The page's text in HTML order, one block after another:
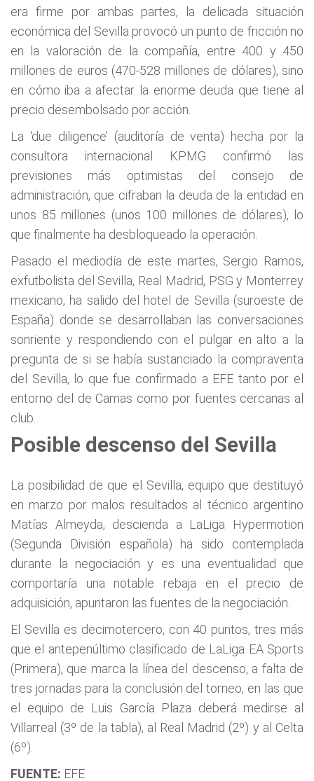
era firme por ambas partes, la delicada situación
económica del Sevilla provocó un punto de fricción no
en la valoración de la compañía, entre 400 y 450
millones de euros (470-528 millones de dólares), sino
en cómo iba a afectar la enorme deuda que tiene al
precio desembolsado por acción.
La ‘due diligence’ (auditoría de venta) hecha por la
consultora internacional KPMG confirmó las
previsiones más optimistas del consejo de
administración, que cifraban la deuda de la entidad en
unos 85 millones (unos 100 millones de dólares), lo
que finalmente ha desbloqueado la operación.
Pasado el mediodía de este martes, Sergio Ramos,
exfutbolista del Sevilla, Real Madrid, PSG y Monterrey
mexicano, ha salido del hotel de Sevilla (suroeste de
España) donde se desarrollaban las conversaciones
sonriente y respondiendo con el pulgar en alto a la
pregunta de si se había sustanciado la compraventa
del Sevilla, lo que fue confirmado a EFE tanto por el
entorno del de Camas como por fuentes cercanas al
club.
Posible descenso del Sevilla
La posibilidad de que el Sevilla, equipo que destituyó
en marzo por malos resultados al técnico argentino
Matías Almeyda, descienda a LaLiga Hypermotion
(Segunda División española) ha sido contemplada
durante la negociación y es una eventualidad que
comportaría una notable rebaja en el precio de
adquisición, apuntaron las fuentes de la negociación.
El Sevilla es decimotercero, con 40 puntos, tres más
que el antepenúltimo clasificado de LaLiga EA Sports
(Primera), que marca la línea del descenso, a falta de
tres jornadas para la conclusión del torneo, en las que
el equipo de Luis García Plaza deberá medirse al
Villarreal (3º de la tabla), al Real Madrid (2º) y al Celta
(6º).
FUENTE: EFE